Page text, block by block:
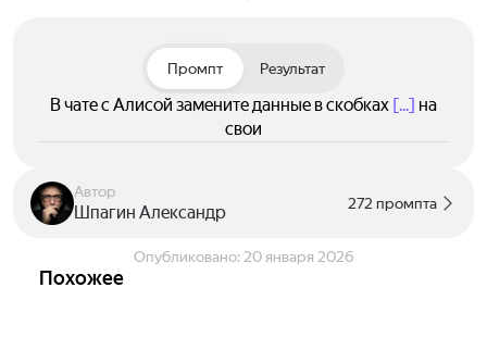
Промпт Результат
В чате с Алисой замените данные в скобках [...] на
свои
Автор
Шпагин Александр 272 промпта
Опубликовано: 20 января 2026
Похожее